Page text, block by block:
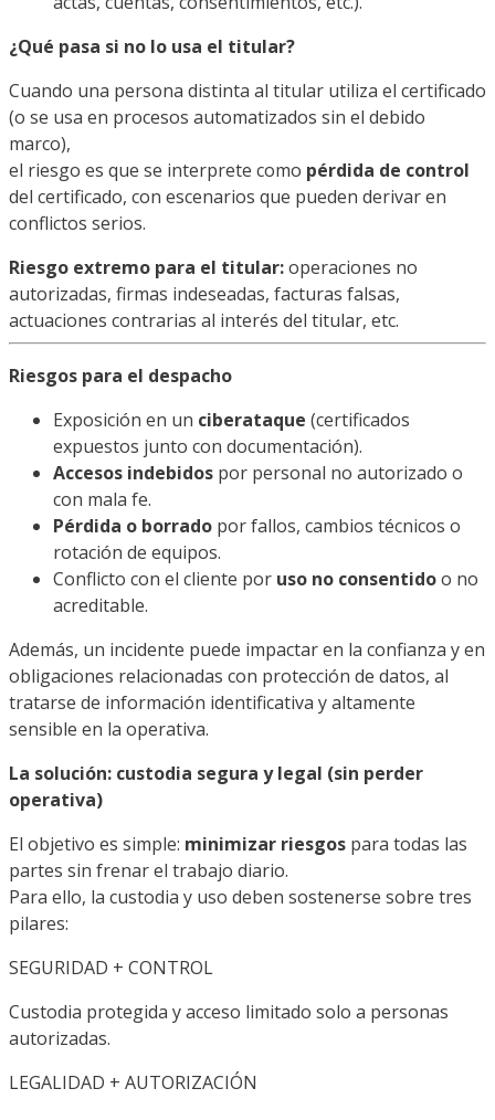
¿Qué pasa si no lo usa el titular?
Cuando una persona distinta al titular utiliza el certificado
(o se usa en procesos automatizados sin el debido
marco),
el riesgo es que se interprete como pérdida de control
del certificado, con escenarios que pueden derivar en
conflictos serios.
Riesgo extremo para el titular:operaciones no
autorizadas, firmas indeseadas, facturas falsas,
actuaciones contrarias al interés del titular, etc.
Riesgos para el despacho
Exposición en un ciberataque (certificados
expuestos junto con documentación).
Accesos indebidos por personal no autorizado o
con mala fe.
Pérdida o borrado por fallos, cambios técnicos o
rotación de equipos.
Conflicto con el cliente por uso no consentidoo no
acreditable.
Además, un incidente puede impactar en la confianza y en
obligaciones relacionadas con protección de datos, al
tratarse de información identificativa y altamente
sensible en la operativa.
La solución: custodia segura y legal (sin perder
operativa)
El objetivo es simple: minimizar riesgos para todas las
partes sin frenar el trabajo diario.
Para ello, la custodia y uso deben sostenerse sobre tres
pilares:
SEGURIDAD + CONTROL
Custodia protegida y acceso limitado solo a personas
autorizadas.
LEGALIDAD + AUTORIZACIÓN